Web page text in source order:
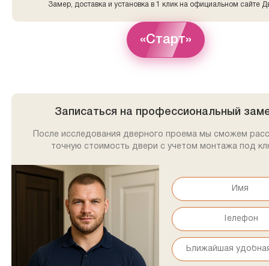
Замер, доставка и установка в 1 клик на официальном сайте
«Старт»
Записаться на профессиональный
После исследования дверного проема мы сможем
точную стоимость двери с учетом монтажа под